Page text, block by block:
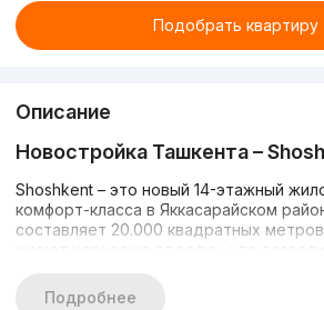
Подобрать квартиру
Описание
Новостройка Ташкента –
Shoshkent – это новый 14-этажный
комфорт-класса в Яккасарайском
составляет 20.000 квадратных
имеют черновую отделку, что
Подробнее